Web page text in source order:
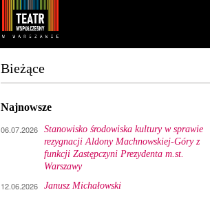
Bieżące
Najnowsze
06.07.2026 Stanowisko środowiska kultury w sprawie
rezygnacji Aldony Machnowskiej-Góry z
funkcji Zastępczyni Prezydenta m.st.
Warszawy
12.06.2026 Janusz Michałowski